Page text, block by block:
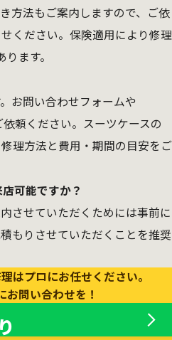
方法もご案内しますので、ご依
ください。保険適用により修理
ます。
お問い合わせフォームや
頼ください。スーツケースの
理方法と費用・期間の目安をご
可能ですか？
させていただくためには事前に
もりさせていただくことを推奨
はプロにお任せください。
お問い合わせを！